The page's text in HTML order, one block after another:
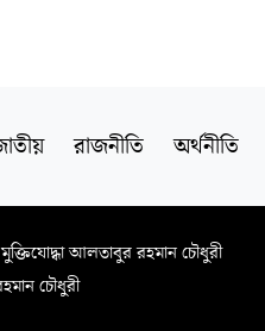
রাজনীতি অর্থনীতি
আলতাবুর রহমান চৌধুরী
চৌধুরী